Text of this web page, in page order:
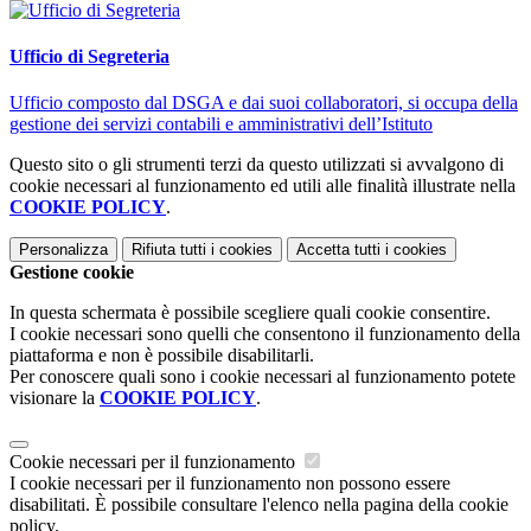
Ufficio di Segreteria
Ufficio composto dal DSGA e dai suoi collaboratori, si occupa della
gestione dei servizi contabili e amministrativi dell’Istituto
Questo sito o gli strumenti terzi da questo utilizzati si avvalgono di
cookie necessari al funzionamento ed utili alle finalità illustrate nella
COOKIE POLICY.
Personalizza Rifiuta tutti i cookies Accetta tutti i cookies
Gestione cookie
In questa schermata è possibile scegliere quali cookie consentire.
I cookie necessari sono quelli che consentono il funzionamento della
piattaforma e non è possibile disabilitarli.
Per conoscere quali sono i cookie necessari al funzionamento potete
visionare la COOKIE POLICY.
Cookie necessari per il funzionamento
I cookie necessari per il funzionamento non possono essere
disabilitati. È possibile consultare l'elenco nella pagina della cookie
policy.